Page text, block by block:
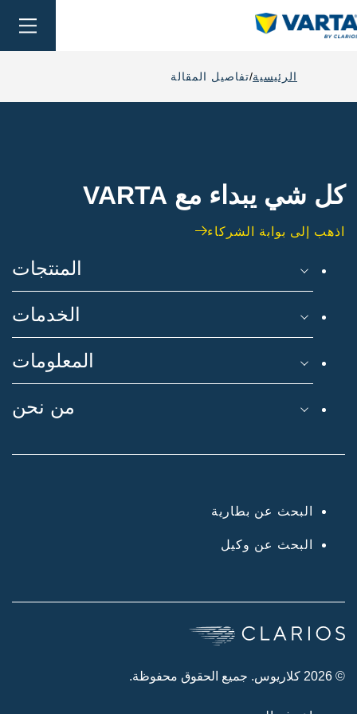
الرئيسية تفاصيل المقالة
كل شي يبداء مع VARTA
اذهب إلى بوابة الشركاء
المنتجات
الخدمات
المعلومات
من نحن
البحث عن بطارية
البحث عن وكيل
© 2026 كلاريوس. جميع الحقوق محفوظة.